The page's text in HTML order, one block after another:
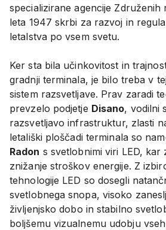
specializirane agencije Združenih
leta 1947 skrbi za razvoj in
letalstva po vsem svetu.
Ker sta bila učinkovitost in
gradnji terminala, je bilo treba v
sistem razsvetljave. Prav zaradi
prevzelo podjetje Disano, vodilni
razsvetljavo infrastruktur, zlasti
letališki ploščadi terminala so
Radon s svetlobnimi viri LED, kar
znižanje stroškov energije. Z
tehnologije LED so dosegli
svetlobnega snopa, visoko
življenjsko dobo in stabilno
boljšemu vizualnemu udobju